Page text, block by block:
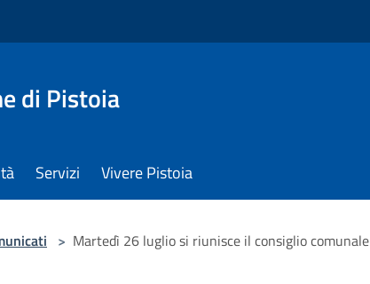
di Pistoia
Servizi Vivere Pistoia
> Martedì 26 luglio si riunisce il consiglio comunale